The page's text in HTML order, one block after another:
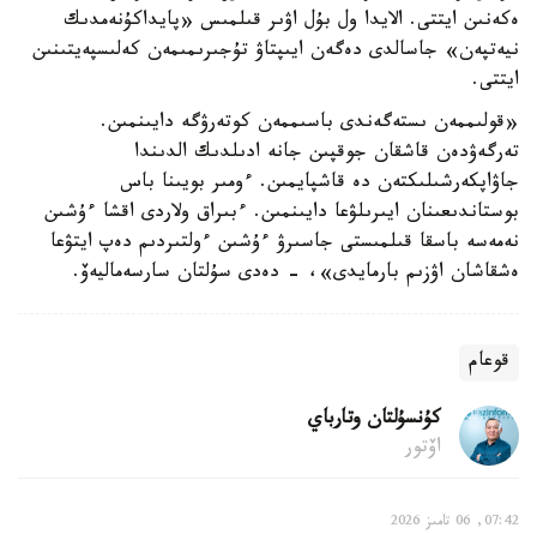
ەكەنىن ايتتى. الايدا ول بۇل اۋىر قىلمىس «پايداكۇنەمدىك
نيەتپەن» جاسالدى دەگەن ايىپتاۋ تۇجىرىمىمەن كەلىسپەيتىنىن
ايتتى.
«قولىممەن ىستەگەندى باسىممەن كوتەرۋگە دايىنمىن.
تەرگەۋدەن قاشقان جوقپىن جانە ادىلدىك الدىندا
جاۋاپكەرشىلىكتەن دە قاشپايمىن. ءومىر بويىنا باس
بوستاندىعىنان ايىرىلۋعا دايىنمىن. ءبىراق ولاردى اقشا ءۇشىن
نەمەسە باسقا قىلمىستى جاسىرۋ ءۇشىن ءولتىردىم دەپ ايتۋعا
ەشقاشان اۋزىم بارمايدى»، - دەدى سۇلتان سارسەماليەۆ.
قوعام
كۇنسۇلتان وتارباي
اۆتور
07:42, 06 تامىز 2026